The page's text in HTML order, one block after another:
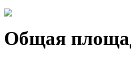
Общая